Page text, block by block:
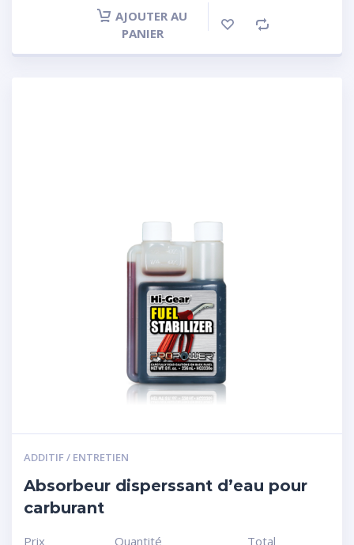
AJOUTER AU
PANIER
ADDITIF / ENTRETIEN
Absorbeur disperssant d’eau pour
carburant
Prix Quantité Total